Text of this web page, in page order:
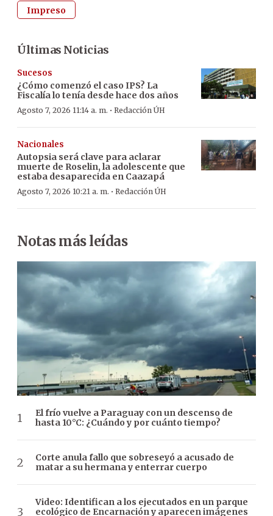
Impreso
Últimas Noticias
Sucesos
¿Cómo comenzó el caso IPS? La
Fiscalía lo tenía desde hace dos años
Agosto 7, 2026 11:14 a. m. · Redacción ÚH
Nacionales
Autopsia será clave para aclarar
muerte de Roselin, la adolescente que
estaba desaparecida en Caazapá
Agosto 7, 2026 10:21 a. m. · Redacción ÚH
Notas más leídas
El frío vuelve a Paraguay con un descenso de
hasta 10°C: ¿Cuándo y por cuánto tiempo?
Corte anula fallo que sobreseyó a acusado de
matar a su hermana y enterrar cuerpo
Video: Identifican a los ejecutados en un parque
ecológico de Encarnación y aparecen imágenes